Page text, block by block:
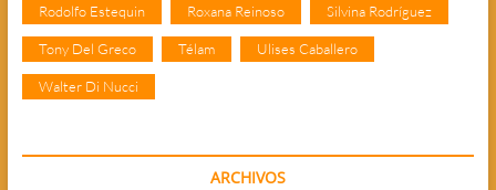
Rodolfo Estequin Roxana Reinoso Silvina Rodríguez
Tony Del Greco Télam Ulises Caballero
Walter Di Nucci
ARCHIVOS